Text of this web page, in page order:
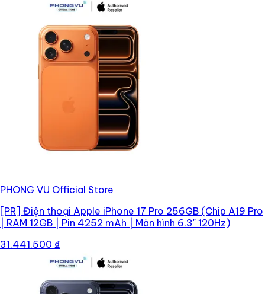
PHONG VU Official Store
[PR] Điện thoại Apple iPhone 17 Pro 256GB (Chip A19 Pro
| RAM 12GB | Pin 4252 mAh | Màn hình 6.3" 120Hz)
31.441.500 ₫